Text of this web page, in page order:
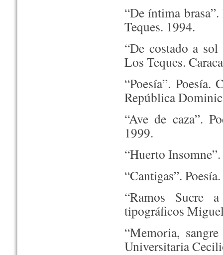
“De íntima
Teques. 1994.
“De costado a
Los Teques.
“Poesía”. Poesía.
República
“Ave de caza”.
1999.
“Huerto
“Cantigas”.
“Ramos Sucre
tipográficos
“Memoria,
Universitaria